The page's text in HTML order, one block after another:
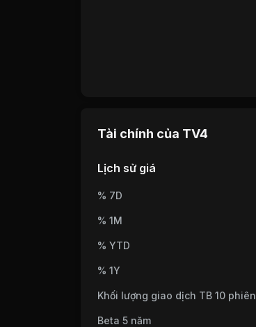
Tài chính của TV4
Lịch sử giá
% 7D
% 1M
% YTD
% 1Y
Khối lượng giao dịch TB 10 phiên
Beta 5 năm